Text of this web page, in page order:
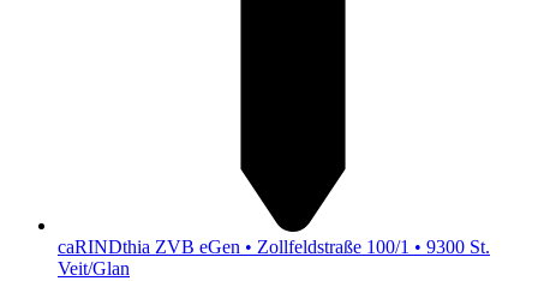
caRINDthia ZVB eGen • Zollfeldstraße 100/1 • 9300 St.
Veit/Glan